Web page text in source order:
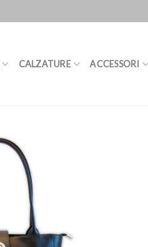
CALZATURE ACCESSORI